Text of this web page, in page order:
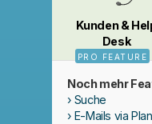
Kunden &
Desk
PRO FEATURE
Noch mehr
Suche
E-Mails via